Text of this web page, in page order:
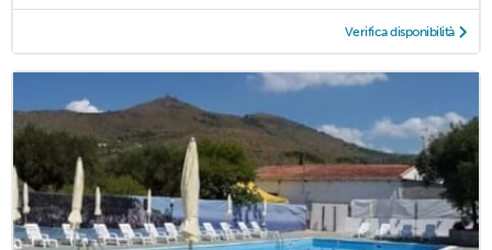
Verifica disponibilità